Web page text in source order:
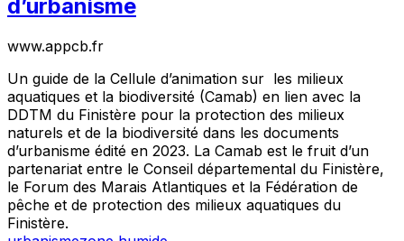
d’urbanisme
www.appcb.fr
Un guide de la Cellule d’animation sur les milieux
aquatiques et la biodiversité (Camab) en lien avec la
DDTM du Finistère pour la protection des milieux
naturels et de la biodiversité dans les documents
d’urbanisme édité en 2023. La Camab est le fruit d’un
partenariat entre le Conseil départemental du Finistère,
le Forum des Marais Atlantiques et la Fédération de
pêche et de protection des milieux aquatiques du
Finistère.